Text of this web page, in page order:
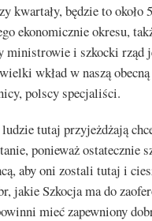
kwartały, będzie to
ekonomicznie okresu,
ministrowie i szkocki rząd
wkład w naszą
polscy specjaliści.
tutaj przyjeżdżają
ponieważ ostatecznie
aby oni zostali tutaj i
jakie Szkocja ma do
mieć zapewniony